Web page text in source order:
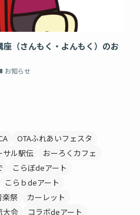
座（さんもく・よんもく）のお
お知らせ
OTAふれあいフェスタ
サル駅伝
おーろくカフェ
こらぼdeアート
こらｂdeアート
楽祭
カーレット
大会
コラボdeアート